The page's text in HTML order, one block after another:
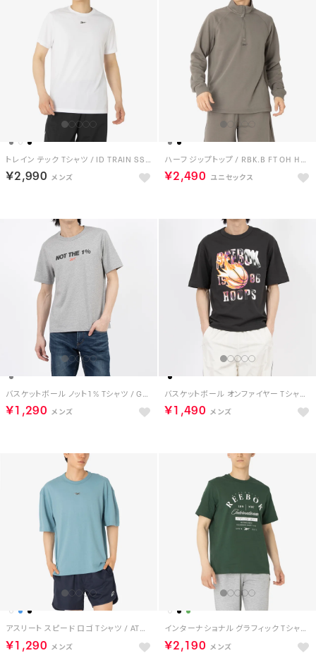
トレイン テック Tシャツ / ID TRAIN SS TECH TEE （ホワイト）
￥2,990
ハーフ ジップトップ / RBK.B FT OH HALF ZIP （グレー）
￥2,490
バスケットボール ノット1% Tシャツ / GS BASKETBALL NOT 1% TEE （ヘザーグレー）
￥1,290
バスケットボール オンファイヤー Tシャツ / GS BASKETBALL ON FIRE TEE （ブラック）
￥1,490
アスリート スピード ロゴ Tシャツ / ATHLETE SPEED LOGO T-SHIRT （ブルー）
￥1,290
インターナショナル グラフィック Tシャツ / INTERNATIONAL GRAPHIC TEE （グリーン）
￥2,190